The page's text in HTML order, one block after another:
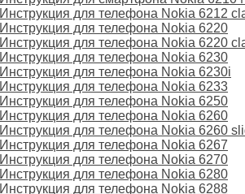
Инструкция для телефона Nokia 6212
Инструкция для телефона Nokia 6220
Инструкция для телефона Nokia 6220
Инструкция для телефона Nokia 6230
Инструкция для телефона Nokia 6230i
Инструкция для телефона Nokia 6233
Инструкция для телефона Nokia 6250
Инструкция для телефона Nokia 6260
Инструкция для телефона Nokia 6260
Инструкция для телефона Nokia 6267
Инструкция для телефона Nokia 6270
Инструкция для телефона Nokia 6280
Инструкция для телефона Nokia 6288